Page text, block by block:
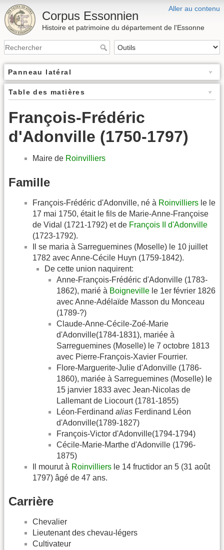
Aller au contenu
Corpus Essonnien
Histoire et patrimoine du département de l'Essonne
Panneau latéral
Table des matières
François-Frédéric
d'Adonville (1750-1797)
Maire de Roinvilliers
Famille
François-Frédéric d'Adonville, né à Roinvilliers le le
17 mai 1750, était le fils de Marie-Anne-Françoise
de Vidal (1721-1792) et de François II d'Adonville
(1723-1792).
Il se maria à Sarreguemines (Moselle) le 10 juillet
1782 avec Anne-Cécile Huyn (1759-1842).
De cette union naquirent:
Anne-François-Frédéric d'Adonville (1783-
1862), marié à Boigneville le 1er février 1826
avec Anne-Adélaïde Masson du Monceau
(1789-?)
Claude-Anne-Cécile-Zoé-Marie
d'Adonville(1784-1831), mariée à
Sarreguemines (Moselle) le 7 octobre 1813
avec Pierre-François-Xavier Fourrier.
Flore-Marguerite-Julie d'Adonville (1786-
1860), mariée à Sarreguemines (Moselle) le
15 janvier 1833 avec Jean-Nicolas de
Lallemant de Liocourt (1781-1855)
Léon-Ferdinand alias Ferdinand Léon
d'Adonville(1789-1827)
François-Victor d'Adonville(1794-1794)
Cécile-Marie-Marthe d'Adonville (1796-
1875)
Il mourut à Roinvilliers le 14 fructidor an 5 (31 août
1797) âgé de 47 ans.
Carrière
Chevalier
Lieutenant des chevau-légers
Cultivateur